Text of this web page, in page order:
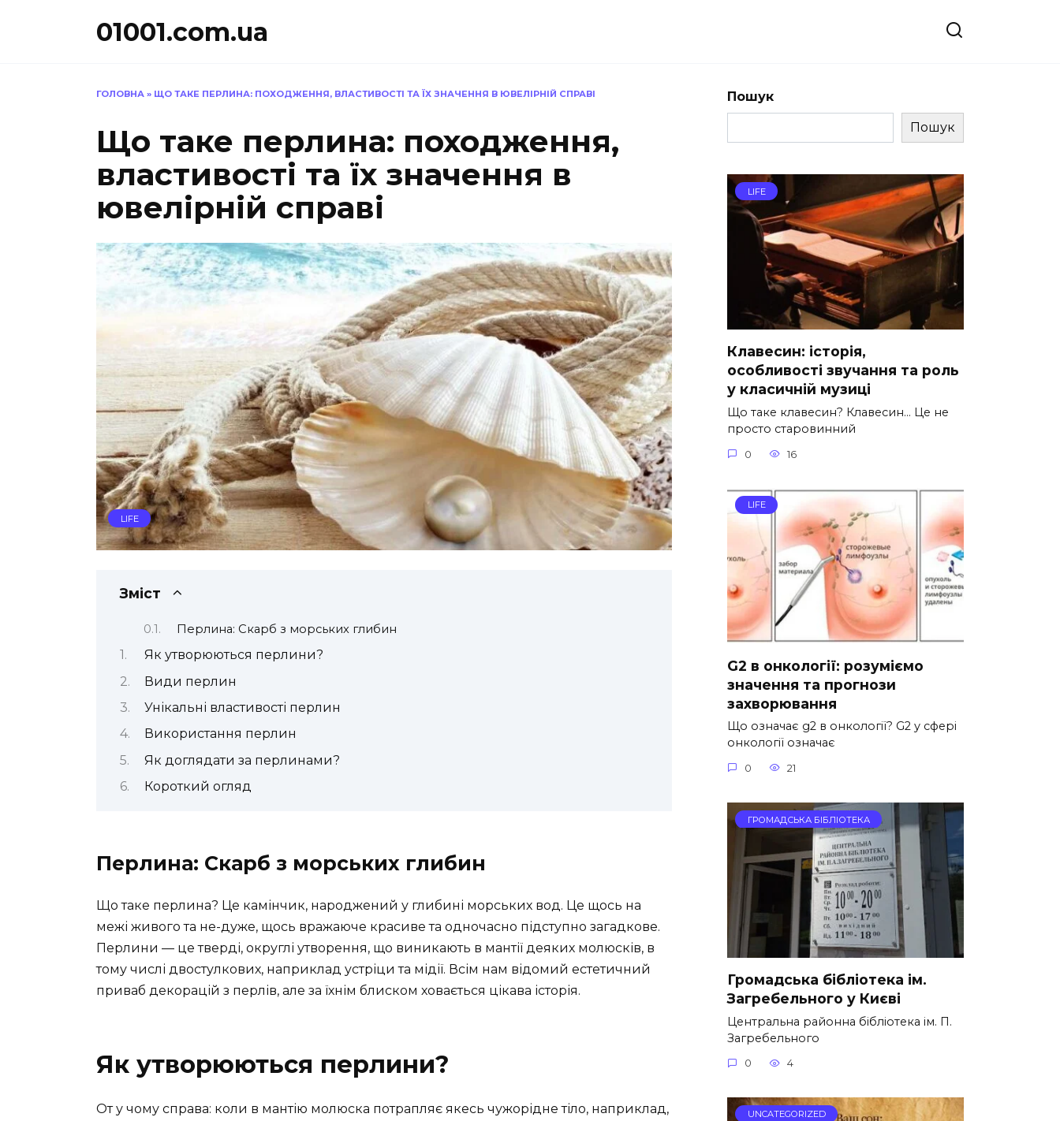
01001.com.ua
ГОЛОВНА » ЩО ТАКЕ ПЕРЛИНА: ПОХОДЖЕННЯ, ВЛАСТИВОСТІ ТА ЇХ ЗНАЧЕННЯ В ЮВЕЛІРНІЙ СПРАВІ
Що таке перлина: походження,
властивості та їх значення в
ювелірній справі
LIFE
Зміст
Перлина: Скарб з морських глибин
Як утворюються перлини?
Види перлин
Унікальні властивості перлин
Використання перлин
Як доглядати за перлинами?
Короткий огляд
Перлина: Скарб з морських глибин
Що таке перлина? Це камінчик, народжений у глибині морських вод. Це щось на
межі живого та не-дуже, щось вражаюче красиве та одночасно підступно загадкове.
Перлини — це тверді, округлі утворення, що виникають в мантії деяких молюсків, в
тому числі двостулкових, наприклад устріци та мідії. Всім нам відомий естетичний
приваб декорацій з перлів, але за їхнім блиском ховається цікава історія.
Як утворюються перлини?
От у чому справа: коли в мантію молюска потрапляє якесь чужорідне тіло, наприклад,
Пошук
Пошук
LIFE
Клавесин: історія,
особливості звучання та роль
у класичній музиці
Що таке клавесин? Клавесин… Це не
просто старовинний
0 16
LIFE
G2 в онкології: розуміємо
значення та прогнози
захворювання
Що означає g2 в онкології? G2 у сфері
онкології означає
0 21
ГРОМАДСЬКА БІБЛІОТЕКА
Громадська бібліотека ім.
Загребельного у Києві
Центральна районна бібліотека ім. П.
Загребельного
0 4
UNCATEGORIZED